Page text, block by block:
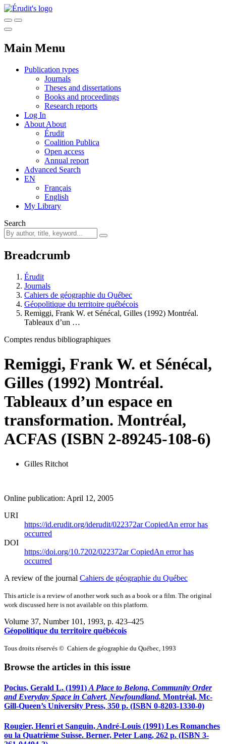
Main Menu
Publication types
Journals
Theses and dissertations
Books and proceedings
Research reports
Log In
About About
Érudit
Coalition Publica
Open access
Annual report
Advanced Search
EN
Français
English
My Library
Search
Breadcrumb
Érudit
Journals
Cahiers de géographie du Québec
Géopolitique du territoire québécois
Remiggi, Frank W. et Sénécal, Gilles (1992) Montréal.
Tableaux d’un …
Comptes rendus bibliographiques
Remiggi, Frank W. et Sénécal,
Gilles (1992) Montréal.
Tableaux d’un espace en
transformation. Montréal,
ACFAS (ISBN 2-89245-108-6)
Gilles Ritchot
Online publication: April 12, 2005
URI
https://id.erudit.org/iderudit/022372arCopiedAn error has
occurred
DOI
https://doi.org/10.7202/022372arCopiedAn error has
occurred
A review of the journal Cahiers de géographie du Québec
This article is a review of another work such as a book or a film. The original
work discussed here is not available on this platform.
Volume 37, Number 101, 1993, p. 423–425
Géopolitique du territoire québécois
Tous droits réservés © Cahiers de géographie du Québec, 1993
Browse the articles in this issue
Pocius, Gerald L. (1991)A Place to Belong. Community Order
and Everyday Space in Calvert, Newfoundland. Montréal, Mc-
Gill-Queen’s University Press, 350 p. (ISBN 0-8203-1330-0)
Rougier, Henri et Sanguin, André-Louis (1991) Les Romanches
ou la Quatrième Suisse. Berner, Peter Lang, 262 p. (ISBN 3-